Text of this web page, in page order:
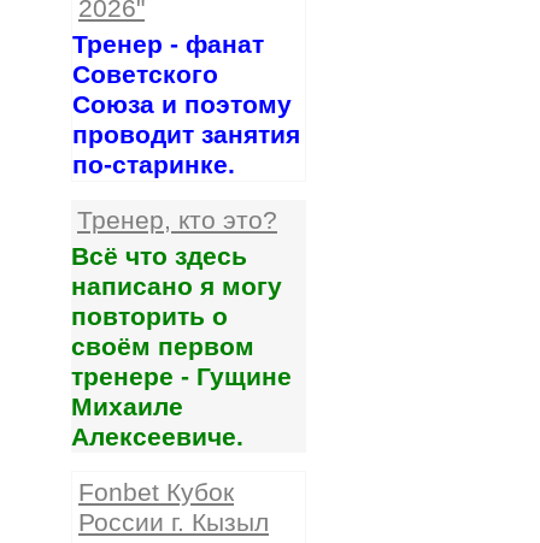
2026"
Тренер - фанат
Советского
Союза и поэтому
проводит занятия
по-старинке.
Тренер, кто это?
Всё что здесь
написано я могу
повторить о
своём первом
тренере - Гущине
Михаиле
Алексеевиче.
Fonbet Кубок
России г. Кызыл